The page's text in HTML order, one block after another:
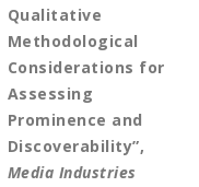
Qualitative
Methodological
Considerations for
Assessing
Prominence and
Discoverability”,
Media Industries